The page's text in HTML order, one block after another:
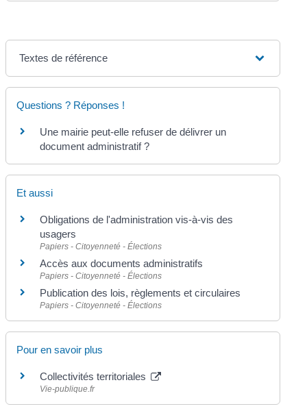
Textes de référence
Questions ? Réponses !
Une mairie peut-elle refuser de délivrer un
document administratif ?
Et aussi
Obligations de l'administration vis-à-vis des
usagers
Papiers - Citoyenneté - Élections
Accès aux documents administratifs
Papiers - Citoyenneté - Élections
Publication des lois, règlements et circulaires
Papiers - Citoyenneté - Élections
Pour en savoir plus
Collectivités territoriales
Vie-publique.fr